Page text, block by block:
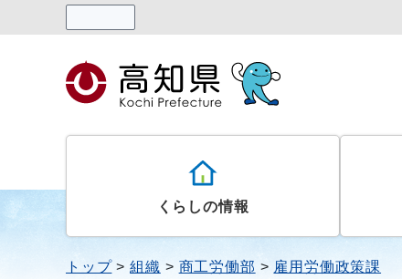
くらしの情報
トップ 組織 商工労働部 雇用労働政策課